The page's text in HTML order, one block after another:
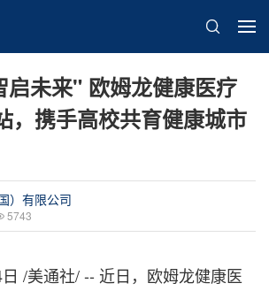
启未来" 欧姆龙健康医疗
，携手高校共育健康城市
）有限公司
5743
/美通社/ -- 近日，欧姆龙健康医